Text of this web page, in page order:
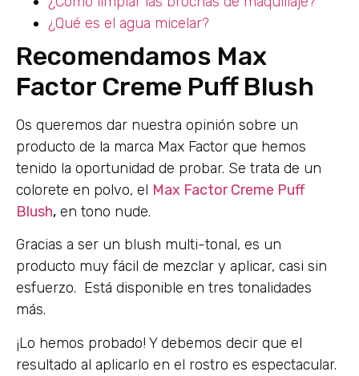
¿Qué es el agua micelar?
Recomendamos Max
Factor Creme Puff Blush
Os queremos dar nuestra opinión sobre un
producto de la marca Max Factor que hemos
tenido la oportunidad de probar. Se trata de un
colorete en polvo, el Max Factor Creme Puff
Blush, en tono nude.
Gracias a ser un blush multi-tonal, es un
producto muy fácil de mezclar y aplicar, casi sin
esfuerzo. Está disponible en tres tonalidades
más.
¡Lo hemos probado! Y debemos decir que el
resultado al aplicarlo en el rostro es espectacular.